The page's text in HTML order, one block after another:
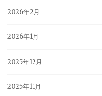
2026年2月
2026年1月
2025年12月
2025年11月